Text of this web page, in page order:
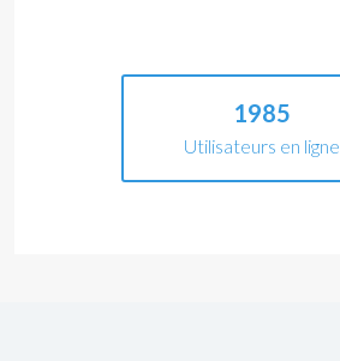
1985
Utilisateurs en ligne